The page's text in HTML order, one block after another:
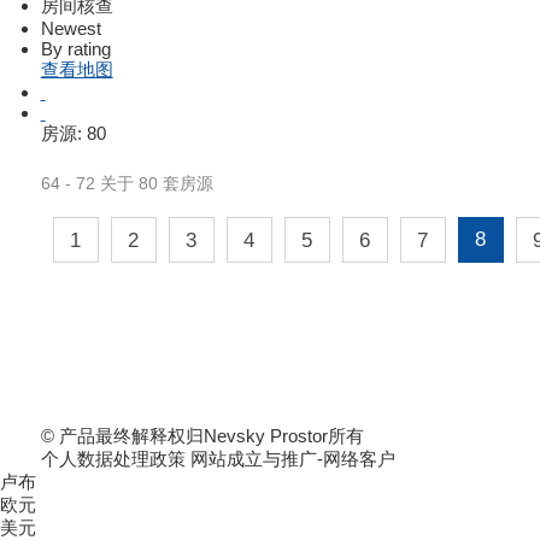
房间核查
Newest
By rating
查看地图
房源: 80
64 - 72 关于 80 套房源
1 2 3 4 5 6 7 8
© 产品最终解释权归Nevsky Prostor所有
个人数据处理政策 网站成立与推广-网络客户
卢布
欧元
美元